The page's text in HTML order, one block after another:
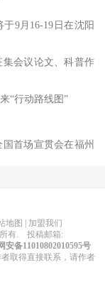
9月16-19日在沈阳
会议论文、科普作
“行动路线图”
首场宣贯会在福州
地图 | 加盟我们
有 . 投稿邮箱:
安备11010802010595号
取得直接联系，请作者